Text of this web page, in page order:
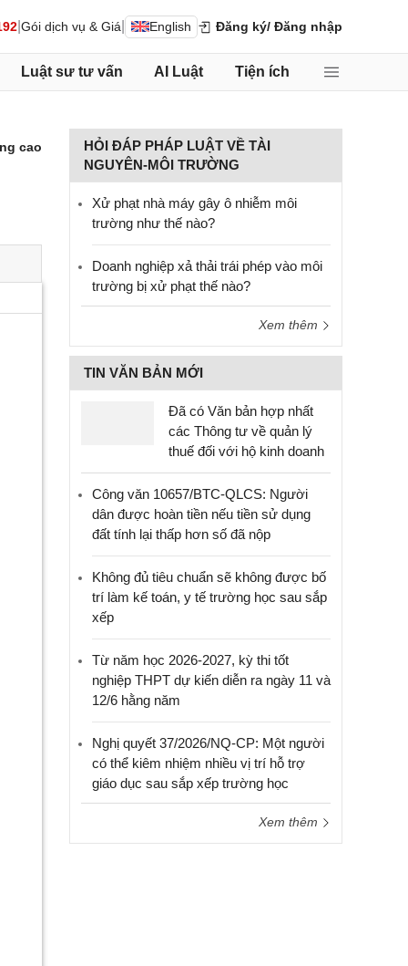
Gói dịch vụ & Giá English Đăng ký/ Đăng nhập
Luật sư tư vấn AI Luật Tiện ích
cao
HỎI ĐÁP PHÁP LUẬT VỀ TÀI
NGUYÊN-MÔI TRƯỜNG
Xử phạt nhà máy gây ô nhiễm môi
trường như thế nào?
Doanh nghiệp xả thải trái phép vào môi
trường bị xử phạt thế nào?
Xem thêm
TIN VĂN BẢN MỚI
Đã có Văn bản hợp nhất
các Thông tư về quản lý
thuế đối với hộ kinh doanh
Công văn 10657/BTC-QLCS: Người
dân được hoàn tiền nếu tiền sử dụng
đất tính lại thấp hơn số đã nộp
Không đủ tiêu chuẩn sẽ không được bố
trí làm kế toán, y tế trường học sau sắp
xếp
Từ năm học 2026-2027, kỳ thi tốt
nghiệp THPT dự kiến diễn ra ngày 11 và
12/6 hằng năm
Nghị quyết 37/2026/NQ-CP: Một người
có thể kiêm nhiệm nhiều vị trí hỗ trợ
giáo dục sau sắp xếp trường học
Xem thêm